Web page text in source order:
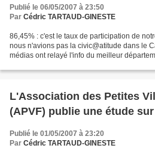
Publié le 06/05/2007 à 23:50
Par Cédric TARTAUD-GINESTE
86,45% : c'est le taux de participation de
nous n'avions pas la civic@atitude dans le
médias ont relayé l'info du meilleur
L'Association des Petites
(APVF) publie une étude
Publié le 01/05/2007 à 23:20
Par Cédric TARTAUD-GINESTE